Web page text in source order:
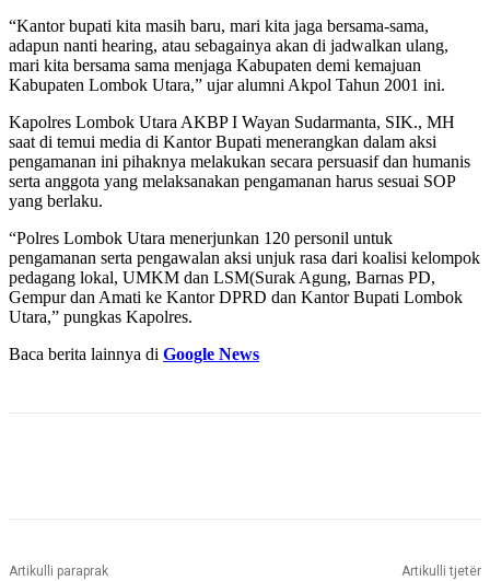
“Kantor bupati kita masih baru, mari kita jaga bersama-sama,
adapun nanti hearing, atau sebagainya akan di jadwalkan ulang,
mari kita bersama sama menjaga Kabupaten demi kemajuan
Kabupaten Lombok Utara,” ujar alumni Akpol Tahun 2001 ini.
Kapolres Lombok Utara AKBP I Wayan Sudarmanta, SIK., MH
saat di temui media di Kantor Bupati menerangkan dalam aksi
pengamanan ini pihaknya melakukan secara persuasif dan humanis
serta anggota yang melaksanakan pengamanan harus sesuai SOP
yang berlaku.
“Polres Lombok Utara menerjunkan 120 personil untuk
pengamanan serta pengawalan aksi unjuk rasa dari koalisi kelompok
pedagang lokal, UMKM dan LSM(Surak Agung, Barnas PD,
Gempur dan Amati ke Kantor DPRD dan Kantor Bupati Lombok
Utara,” pungkas Kapolres.
Baca berita lainnya di Google News
Artikulli paraprak Artikulli tjetër